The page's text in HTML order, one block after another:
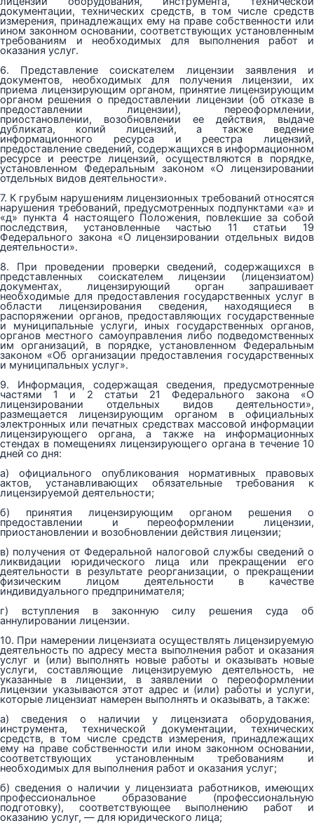
документации, технических средств, в том числе средств
измерения, принадлежащих ему на праве собственности или
ином законном основании, соответствующих установленным
требованиям и необходимых для выполнения работ и
оказания услуг.
6. Представление соискателем лицензии заявления и
документов, необходимых для получения лицензии, их
приема лицензирующим органом, принятие лицензирующим
органом решения о предоставлении лицензии (об отказе в
предоставлении лицензии), переоформлении,
приостановлении, возобновлении ее действия, выдаче
дубликата, копий лицензий, а также ведение
информационного ресурса и реестра лицензий,
предоставление сведений, содержащихся в информационном
ресурсе и реестре лицензий, осуществляются в порядке,
установленном Федеральным законом «О лицензировании
отдельных видов деятельности».
7. К грубым нарушениям лицензионных требований относятся
нарушения требований, предусмотренных подпунктами «а» и
«д» пункта 4 настоящего Положения, повлекшие за собой
последствия, установленные частью 11 статьи 19
Федерального закона «О лицензировании отдельных видов
деятельности».
8. При проведении проверки сведений, содержащихся в
представленных соискателем лицензии (лицензиатом)
документах, лицензирующий орган запрашивает
необходимые для предоставления государственных услуг в
области лицензирования сведения, находящиеся в
распоряжении органов, предоставляющих государственные
и муниципальные услуги, иных государственных органов,
органов местного самоуправления либо подведомственных
им организаций, в порядке, установленном Федеральным
законом «Об организации предоставления государственных
и муниципальных услуг».
9. Информация, содержащая сведения, предусмотренные
частями 1 и 2 статьи 21 Федерального закона «О
лицензировании отдельных видов деятельности»,
размещается лицензирующим органом в официальных
электронных или печатных средствах массовой информации
лицензирующего органа, а также на информационных
стендах в помещениях лицензирующего органа в течение 10
дней со дня:
а) официального опубликования нормативных правовых
актов, устанавливающих обязательные требования к
лицензируемой деятельности;
б) принятия лицензирующим органом решения о
предоставлении и переоформлении лицензии,
приостановлении и возобновлении действия лицензии;
в) получения от Федеральной налоговой службы сведений о
ликвидации юридического лица или прекращении его
деятельности в результате реорганизации, о прекращении
физическим лицом деятельности в качестве
индивидуального предпринимателя;
г) вступления в законную силу решения суда об
аннулировании лицензии.
10. При намерении лицензиата осуществлять лицензируемую
деятельность по адресу места выполнения работ и оказания
услуг и (или) выполнять новые работы и оказывать новые
услуги, составляющие лицензируемую деятельность, не
указанные в лицензии, в заявлении о переоформлении
лицензии указываются этот адрес и (или) работы и услуги,
которые лицензиат намерен выполнять и оказывать, а также:
а) сведения о наличии у лицензиата оборудования,
инструмента, технической документации, технических
средств, в том числе средств измерения, принадлежащих
ему на праве собственности или ином законном основании,
соответствующих установленным требованиям и
необходимых для выполнения работ и оказания услуг;
б) сведения о наличии у лицензиата работников, имеющих
профессиональное образование (профессиональную
подготовку), соответствующее выполнению работ и
оказанию услуг, — для юридического лица;